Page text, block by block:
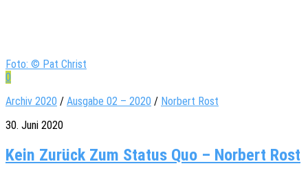
Foto: © Pat Christ
0
Archiv 2020 / Ausgabe 02 – 2020 / Norbert Rost
30. Juni 2020
Kein Zurück Zum Status Quo – Norbert Rost